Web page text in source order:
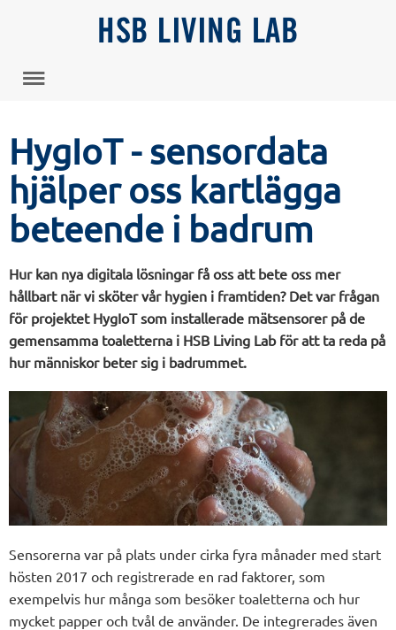
HSB LIVING LAB
HygIoT - sensordata
hjälper oss kartlägga
beteende i badrum
Hur kan nya digitala lösningar få oss att bete oss mer
hållbart när vi sköter vår hygien i framtiden? Det var frågan
för projektet HygIoT som installerade mätsensorer på de
gemensamma toaletterna i HSB Living Lab för att ta reda på
hur människor beter sig i badrummet.
Sensorerna var på plats under cirka fyra månader med start
hösten 2017 och registrerade en rad faktorer, som
exempelvis hur många som besöker toaletterna och hur
mycket papper och tvål de använder. De integrerades även